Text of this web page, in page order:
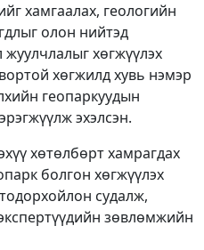
хамгаалах, геологийн
олон нийтэд
хөгжүүлэх
хөгжилд хувь нэмэр
геопаркуудын
эхэлсэн.
хөтөлбөрт хамрагдах
болгон хөгжүүлэх
судалж,
зөвлөмжийн